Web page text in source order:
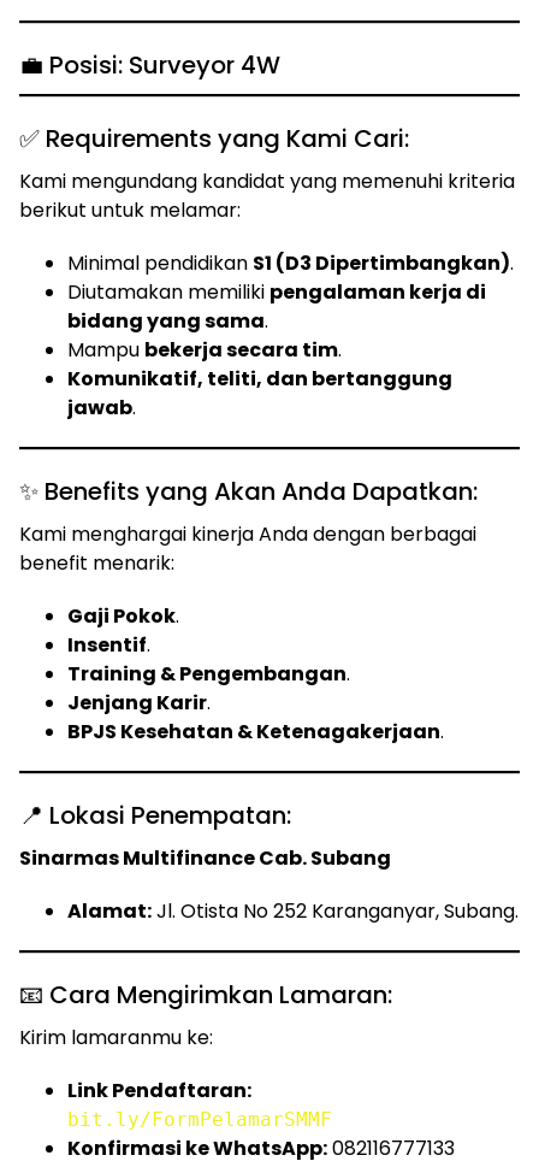
💼 Posisi: Surveyor 4W
✅ Requirements yang Kami Cari:
Kami mengundang kandidat yang memenuhi kriteria
berikut untuk melamar:
Minimal pendidikan S1 (D3 Dipertimbangkan).
Diutamakan memiliki pengalaman kerja di
bidang yang sama.
Mampu bekerja secara tim.
Komunikatif, teliti, dan bertanggung
jawab.
✨ Benefits yang Akan Anda Dapatkan:
Kami menghargai kinerja Anda dengan berbagai
benefit menarik:
Gaji Pokok.
Insentif.
Training & Pengembangan.
Jenjang Karir.
BPJS Kesehatan & Ketenagakerjaan.
📍 Lokasi Penempatan:
Sinarmas Multifinance Cab. Subang
Alamat:Jl. Otista No 252 Karanganyar, Subang.
📧 Cara Mengirimkan Lamaran:
Kirim lamaranmu ke:
Link Pendaftaran:
bit.ly/FormPelamarSMMF
Konfirmasi ke WhatsApp:082116777133